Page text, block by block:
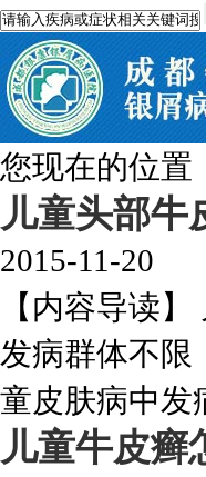
您现在的位置
儿童头部牛
2015-11-20
【内容导读
发病群体不限
童皮肤病中发
儿童牛皮癣